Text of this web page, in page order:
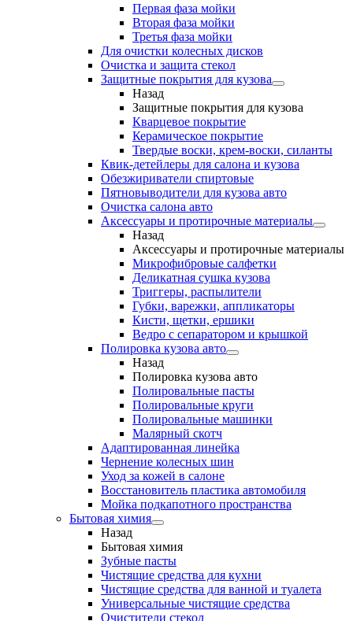
Первая фаза мойки
Вторая фаза мойки
Третья фаза мойки
Для очистки колесных дисков
Очистка и защита стекол
Защитные покрытия для кузова
Назад
Защитные покрытия для кузова
Кварцевое покрытие
Керамическое покрытие
Твердые воски, крем-воски, силанты
Квик-детейлеры для салона и кузова
Обезжириватели спиртовые
Пятновыводители для кузова авто
Очистка салона авто
Аксессуары и протирочные материалы
Назад
Аксессуары и протирочные материалы
Микрофибровые салфетки
Деликатная сушка кузова
Триггеры, распылители
Губки, варежки, аппликаторы
Кисти, щетки, ершики
Ведро с сепаратором и крышкой
Полировка кузова авто
Назад
Полировка кузова авто
Полировальные пасты
Полировальные круги
Полировальные машинки
Малярный cкотч
Адаптированная линейка
Чернение колесных шин
Уход за кожей в салоне
Восстановитель пластика автомобиля
Мойка подкапотного пространства
Бытовая химия
Назад
Бытовая химия
Зубные пасты
Чистящие средства для кухни
Чистящие средства для ванной и туалета
Универсальные чистящие средства
Очистители стекол